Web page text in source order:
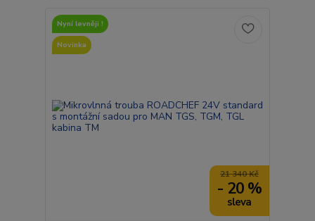
Nyní levněji !
Novinka
21 340 Kč
- 20 %